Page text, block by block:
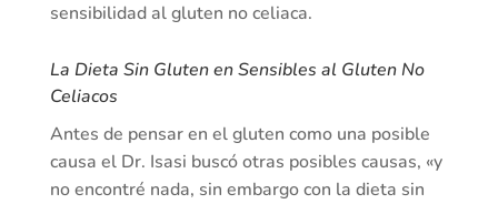
sensibilidad al gluten no celiaca.
La Dieta Sin Gluten en Sensibles al Gluten No
Celiacos
Antes de pensar en el gluten como una posible
causa el Dr. Isasi buscó otras posibles causas, «y
no encontré nada, sin embargo con la dieta sin